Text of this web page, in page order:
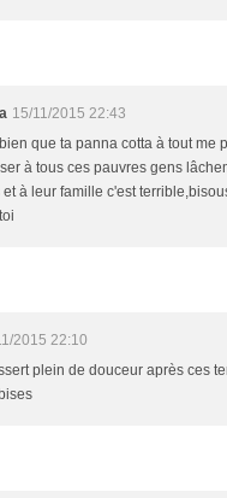
15/11/2015 22:43
que ta panna cotta à tout me
à tous ces pauvres gens
à leur famille c'est
2015 22:10
plein de douceur après ces